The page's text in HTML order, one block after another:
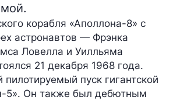
корабля «Аполлона-8» с
астронавтов — Фрэнка
Ловелла и Уилльяма
21 декабря 1968 года.
пуск гигантской
5». Он также был дебютным